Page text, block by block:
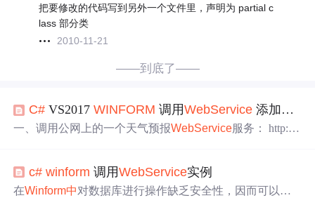
把要修改的代码写到另外一个文件里，声明为 partial c
lass 部分类
2010-11-21
——到底了——
C# VS2017WINFORM 调用WebService 添加服务的
一、调用公网上的一个天气预报WebService服务： http://
三、在项目中找到“添加服务的引用
” 注意，一定要在高级
中添加“web引用 ” 四、全部源代码 using Syste...
c# winform 调用WebService实例
在Winform中对数据库进行操作缺乏安全性，因而可以使